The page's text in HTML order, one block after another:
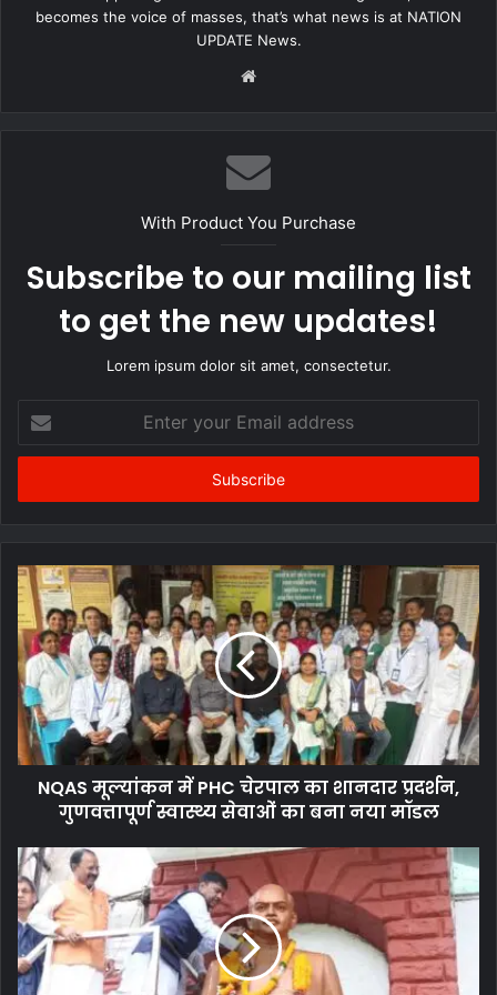
उन्होंने कहा कि प्रधानमंत्री नरेंद्र मोदी के नेतृत्व में पूरी दुनिया के अतिथि भारत
आते हैं और सहजता से सारे कार्यक्रम संपन्न होते हैं। इसलिए अच्छे कामों के
संकल्प के लिए हम कुशाभाऊ ठाकरे सभागार के पास भी कंवेंशन सेंटर बना रहे हैं।
कि पूरे देश में मध्यप्रदेश वो स्थान है, जहां बेरोजगारी की दर सबसे कम है। प्रदेश
becomes the voice of masses, that’s what news is at NATION
UPDATE News.
Website
With Product You Purchase
Subscribe to our mailing list
to get the new updates!
Lorem ipsum dolor sit amet, consectetur.
your
Email
NQAS मूल्यांकन में PHC चेरपाल का शानदार प्रदर्शन,
गुणवत्तापूर्ण स्वास्थ्य सेवाओं का बना नया मॉडल